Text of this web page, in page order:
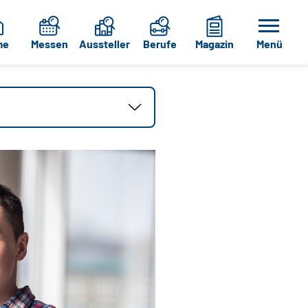
Messen Aussteller Berufe Magazin Menü